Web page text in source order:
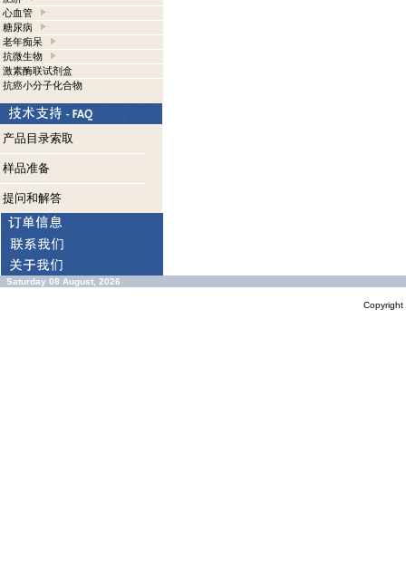
心血管
糖尿病
老年痴呆
抗微生物
激素酶联试剂盒
抗癌小分子化合物
产品目录索取
样品准备
提问和解答
Saturday 08 August, 2026